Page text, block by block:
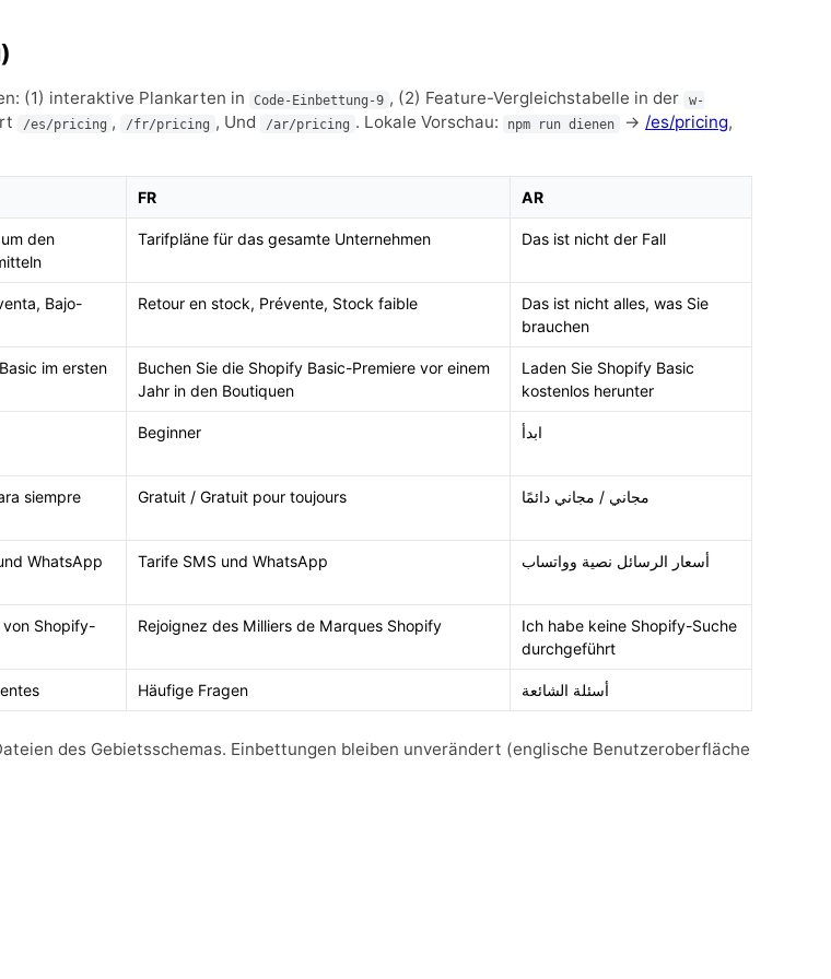
(1) interaktive Plankarten in Code-Einbettung-9 , (2) Feature-Vergleichstabelle in der
w-
/es/pricing , /fr/pricing , Und /ar/pricing . Lokale Vorschau: npm run dienen → /es/pricing,
FR AR
den
Tarifpläne für das gesamte Unternehmen Das ist nicht der Fall
Bajo-
Retour en stock, Prévente, Stock faible
Das ist nicht alles, was Sie
brauchen
im ersten
Buchen Sie die Shopify Basic-Premiere vor einem
Jahr in den Boutiquen
Laden Sie Shopify Basic
kostenlos herunter
Beginner ابدأ
siempre Gratuit / Gratuit pour toujours مجاني / مجاني دائمًا
WhatsApp Tarife SMS und WhatsApp أسعار الرسائل نصية وواتساب
von Shopify-
Rejoignez des Milliers de Marques Shopify
Ich habe keine Shopify-Suche
durchgeführt
Häufige Fragen أسئلة الشائعة
des Gebietsschemas. Einbettungen bleiben unverändert (englische Benutzeroberfläche